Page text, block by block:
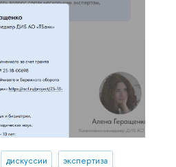
дискуссии экспертиза